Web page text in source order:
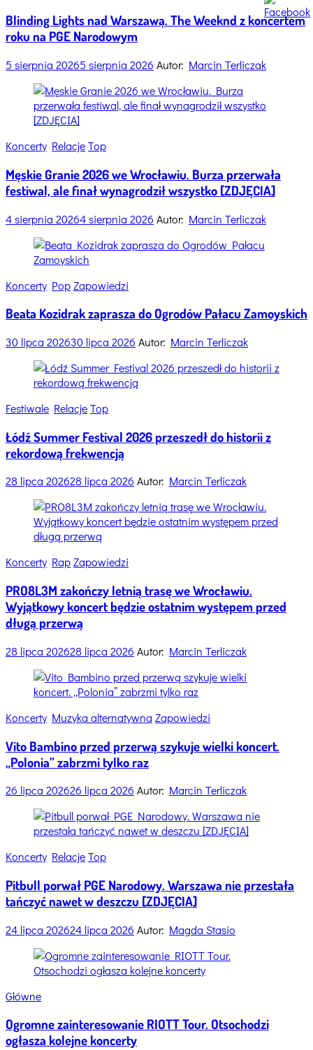
Blinding Lights nad Warszawą. The Weeknd z koncertem
roku na PGE Narodowym
5 sierpnia 20265 sierpnia 2026 Autor: Marcin Terliczak
Categories
Koncerty RelacjeTop
Męskie Granie 2026 we Wrocławiu. Burza przerwała
festiwal, ale finał wynagrodził wszystko [ZDJĘCIA]
4 sierpnia 20264 sierpnia 2026 Autor: Marcin Terliczak
Categories
Koncerty PopZapowiedzi
Beata Kozidrak zaprasza do Ogrodów Pałacu Zamoyskich
30 lipca 202630 lipca 2026 Autor: Marcin Terliczak
Categories
Festiwale RelacjeTop
Łódź Summer Festival 2026 przeszedł do historii z
rekordową frekwencją
28 lipca 202628 lipca 2026 Autor: Marcin Terliczak
Categories
Koncerty RapZapowiedzi
PRO8L3M zakończy letnią trasę we Wrocławiu.
Wyjątkowy koncert będzie ostatnim występem przed
długą przerwą
28 lipca 202628 lipca 2026 Autor: Marcin Terliczak
Categories
Koncerty Muzyka alternatywna Zapowiedzi
Vito Bambino przed przerwą szykuje wielki koncert.
„Polonia” zabrzmi tylko raz
26 lipca 202626 lipca 2026 Autor: Marcin Terliczak
Categories
Koncerty RelacjeTop
Pitbull porwał PGE Narodowy. Warszawa nie przestała
tańczyć nawet w deszczu [ZDJĘCIA]
24 lipca 202624 lipca 2026 Autor: Magda Stasio
Categories
Główne
Ogromne zainteresowanie RIOTT Tour. Otsochodzi
ogłasza kolejne koncerty